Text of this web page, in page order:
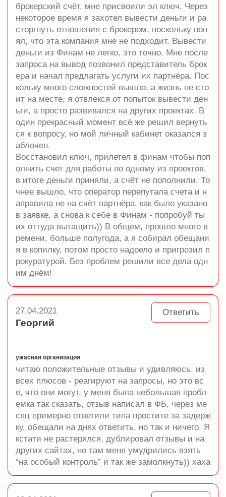
брокерский счёт, мне присвоили эл ключ. Через
некоторое время я захотел вывести деньги и ра
сторгнуть отношения с брокером, поскольку пон
ял, что эта компания мне не подходит. Вывести
деньги из Финам не легко, это точно. Мне после
запроса на вывод позвонил представитель брок
ера и начал предлагать услуги их партнёра. Пос
кольку много сложностей вышло, а жизнь не сто
ит на месте, я отвлекся от попыток вывести ден
ьги, а просто развивался на других проектах. В
один прекрасный момент всё же решил вернуть
ся к вопросу, но мой личный кабинет оказался з
аблочен.
Восстановил ключ, прилетел в финам чтобы поп
олнить счет для работы по одному из проектов,
в итоге деньги приняли, а счёт не пополнили. То
чнее вышло, что оператор перепутала счета и н
аправила не на счёт партнёра, как было указано
в заявке, а снова к себе в Финам - попробуй ты
их оттуда вытащить)) В общем, прошло много в
ремени, больше полугода, а я собирал обещани
я в копилку, потом просто надоело и пригрозил п
рокуратурой. Без проблем решили все дела одн
им днём!
Ответить
27.04.2021
Георгий
ужасная организация
читаю положительные отзывы и удивляюсь. из
всех плюсов - реагируют на запросы, но это вс
е, что они могут. у меня была небольшая пробл
емка так сказать, отзыв написал в ФБ, через ме
сяц примерно ответили типа простите за задерж
ку, обещали на днях ответить, но так и ничего. Я
кстати не растерялся, дублировал отзывы и на
других сайтах, но там меня умудрились взять
“на особый контроль” и так же замолкнуть)) хаха